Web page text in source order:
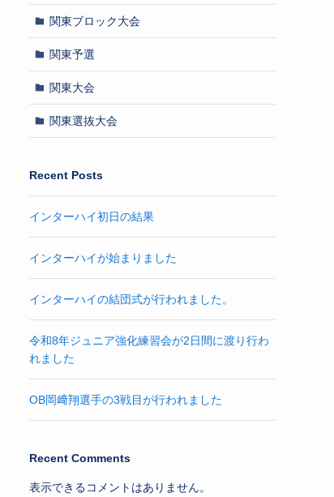
関東ブロック大会
関東予選
関東大会
関東選抜大会
Recent Posts
インターハイ初日の結果
インターハイが始まりました
インターハイの結団式が行われました。
令和8年ジュニア強化練習会が2日間に渡り行わ
れました
OB岡﨑翔選手の3戦目が行われました
Recent Comments
表示できるコメントはありません。